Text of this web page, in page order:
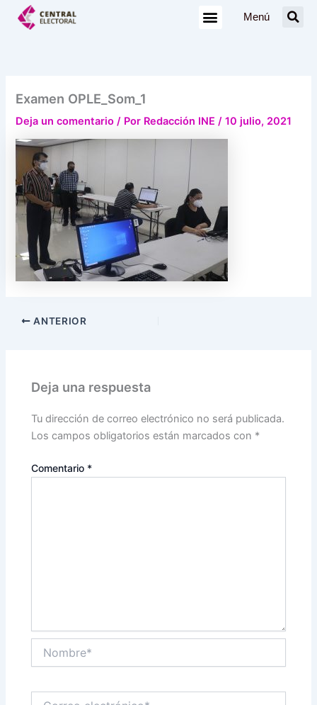
Menú
Examen OPLE_Som_1
Deja un comentario / Por Redacción INE/10 julio, 2021
ANTERIOR
Deja una respuesta
Tu dirección de correo electrónico no será publicada.
Los campos obligatorios están marcados con *
Comentario *